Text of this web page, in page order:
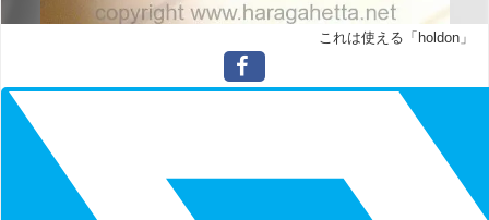
これは使える「holdon」